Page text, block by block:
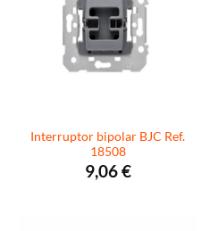
Interruptor bipolar BJC Ref.
18508
9,06€